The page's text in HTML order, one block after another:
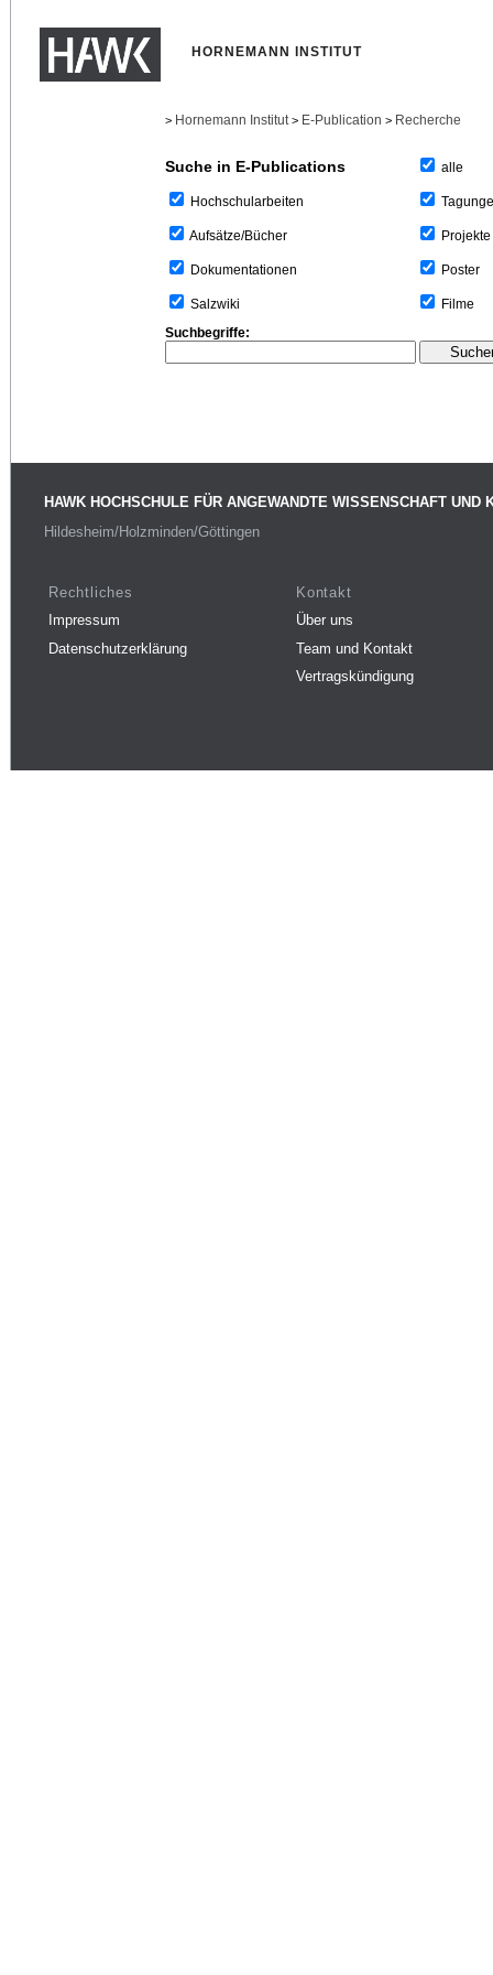
HORNEMANN INSTITUT
> Hornemann Institut > E-Publication > Recherche
Suche in E-Publications
Hochschularbeiten
Aufsätze/Bücher
Dokumentationen
Salzwiki
alle
Projekte
Poster
Filme
Suchbegriffe:
HAWK HOCHSCHULE FÜR ANGEWANDTE WISSENSCHAFT UND
Hildesheim/Holzminden/Göttingen
Rechtliches
Impressum
Datenschutzerklärung
Kontakt
Über uns
Team und Kontakt
Vertragskündigung